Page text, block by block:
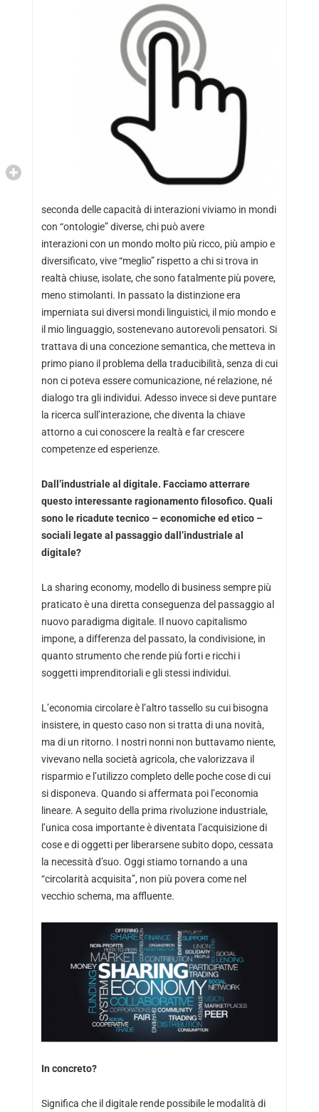
seconda delle capacità di interazioni viviamo in mondi
con “ontologie” diverse, chi può avere
interazioni con un mondo molto più ricco, più ampio e
diversificato, vive “meglio” rispetto a chi si trova in
realtà chiuse, isolate, che sono fatalmente più povere,
meno stimolanti. In passato la distinzione era
imperniata sui diversi mondi linguistici, il mio mondo e
il mio linguaggio, sostenevano autorevoli pensatori. Si
trattava di una concezione semantica, che metteva in
primo piano il problema della traducibilità, senza di cui
non ci poteva essere comunicazione, né relazione, né
dialogo tra gli individui. Adesso invece si deve puntare
la ricerca sull’interazione, che diventa la chiave
attorno a cui conoscere la realtà e far crescere
competenze ed esperienze.
Dall’industriale al digitale. Facciamo atterrare
questo interessante ragionamento filosofico. Quali
sono le ricadute tecnico – economiche ed etico –
sociali legate al passaggio dall’industriale al
digitale?
La sharing economy, modello di business sempre più
praticato è una diretta conseguenza del passaggio al
nuovo paradigma digitale. Il nuovo capitalismo
impone, a differenza del passato, la condivisione, in
quanto strumento che rende più forti e ricchi i
soggetti imprenditoriali e gli stessi individui.
L’economia circolare è l’altro tassello su cui bisogna
insistere, in questo caso non si tratta di una novità,
ma di un ritorno. I nostri nonni non buttavamo niente,
vivevano nella società agricola, che valorizzava il
risparmio e l’utilizzo completo delle poche cose di cui
si disponeva. Quando si affermata poi l’economia
lineare. A seguito della prima rivoluzione industriale,
l’unica cosa importante è diventata l’acquisizione di
cose e di oggetti per liberarsene subito dopo, cessata
la necessità d’suo. Oggi stiamo tornando a una
“circolarità acquisita”, non più povera come nel
vecchio schema, ma affluente.
In concreto?
Significa che il digitale rende possibile le modalità di